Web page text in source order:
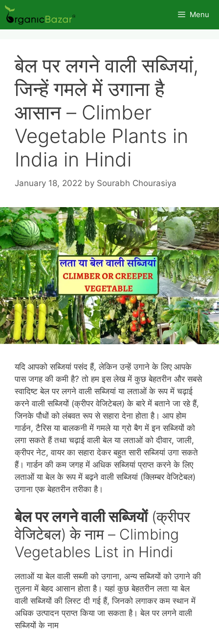
Skip
to
content
Menu
बेल पर लगने वाली सब्जियां,
जिन्हें गमले में उगाना है
आसान – Climber
Vegetable Plants in
India in Hindi
January 18, 2022 by Sourabh Chourasiya
यदि आपको सब्जियां पसंद हैं, लेकिन उन्हें उगाने के लिए आपके
पास जगह की कमी है? तो हम इस लेख में कुछ बेहतरीन और सबसे
स्वादिष्ट बेल पर लगने वाली सब्जियां या लताओं के रूप में चढ़ाई
करने वाली सब्जियों (क्रीपर वेजिटेबल) के बारे में बताने जा रहे हैं,
जिनके पौधों को लंबवत रूप से सहारा देना होता है। आप होम
गार्डन, टैरिस या बालकनी में गमले या ग्रो बैग में इन सब्जियों को
लगा सकते हैं तथा चढ़ाई वाली बेल या लताओं को दीवार, जाली,
क्रीपर नेट, वायर का सहारा देकर बहुत सारी सब्जियां उगा सकते
हैं। गार्डन की कम जगह में अधिक सब्जियां प्राप्त करने के लिए
लताओं या बेल के रूप में बढ़ने वाली सब्जियां (क्लिम्बर वेजिटेबल)
उगाना एक बेहतरीन तरीका है।
बेल पर लगने वाली सब्जियों(क्रीपर
वेजिटेबल) के नाम – Climbing
Vegetables List in Hindi
लताओं या बेल वाली सब्जी को उगाना, अन्य सब्जियों को उगाने की
तुलना में बेहद आसान होता है। यहां कुछ बेहतरीन लता या बेल
वाली सब्जियों की लिस्ट दी गई हैं, जिनको लगाकर कम स्थान में
अधिक उत्पादन प्राप्त किया जा सकता है। बेल पर लगने वाली
सब्जियों के नाम